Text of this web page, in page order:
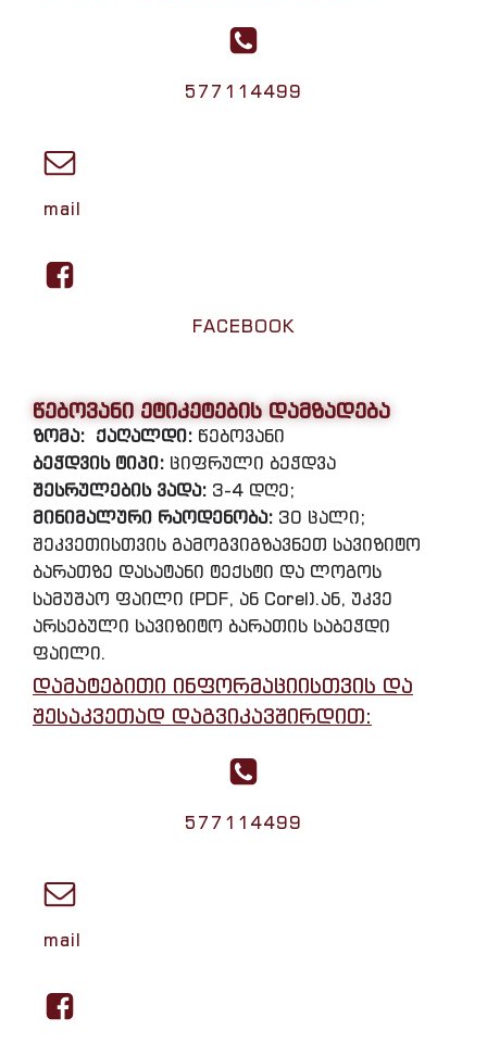
577114499
mail
FACEBOOK
წებოვანი ეტიკეტების დამზადება
ზომა: ქაღალდი: წებოვანი
ბეჭდვის ტიპი: ციფრული ბეჭდვა
შესრულების ვადა: 3-4 დღე;
მინიმალური რაოდენობა: 30 ცალი;
შეკვეთისთვის გამოგვიგზავნეთ სავიზიტო
ბარათზე დასატანი ტექსტი და ლოგოს
სამუშაო ფაილი (PDF, ან Corel).ან, უკვე
არსებული სავიზიტო ბარათის საბეჭდი
ფაილი.
დამატებითი ინფორმაციისთვის და
შესაკვეთად დაგვიკავშირდით:
577114499
mail